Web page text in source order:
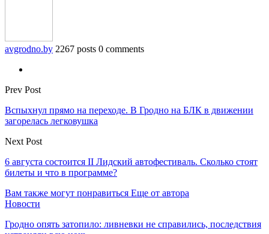
avgrodno.by 2267 posts 0 comments
Prev Post
Вспыхнул прямо на переходе. В Гродно на БЛК в движении
загорелась легковушка
Next Post
6 августа состоится II Лидский автофестиваль. Сколько стоят
билеты и что в программе?
Вам также могут понравиться Еще от автора
Новости
Гродно опять затопило: ливневки не справились, последствия